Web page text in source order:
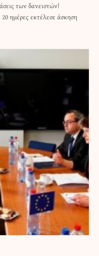
των δανειστών!
ημέρες εκτέλεσε άσκηση